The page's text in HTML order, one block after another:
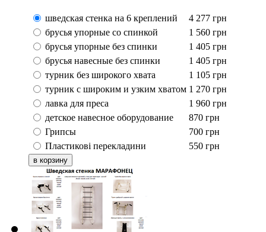
шведская стенка на 6 креплений 4 277 грн
брусья упорные со спинкой
1 560 грн
брусья упорные без спинки
1 405 грн
брусья навесные без спинки
1 405 грн
турник без широкого хвата
1 105 грн
турник с широким и узким хватом 1 270 грн
лавка для преса
1 960 грн
детское навесное оборудование
870 грн
Грипсы
700 грн
Пластикові перекладини
550 грн